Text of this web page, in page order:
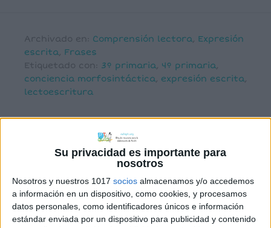
Su privacidad es importante para
nosotros
Nosotros y nuestros 1017 socios almacenamos y/o accedemos
a información en un dispositivo, como cookies, y procesamos
datos personales, como identificadores únicos e información
estándar enviada por un dispositivo para publicidad y contenido
Archivado en: Comprensión lectora, Expresión
escrita, Frases
Etiquetado con: 3º primaria, 4º primaria,
conciencia morfosintáctica, expresión escrita,
lectoescritura
Conciencia
semántica: Continuar
series verbales